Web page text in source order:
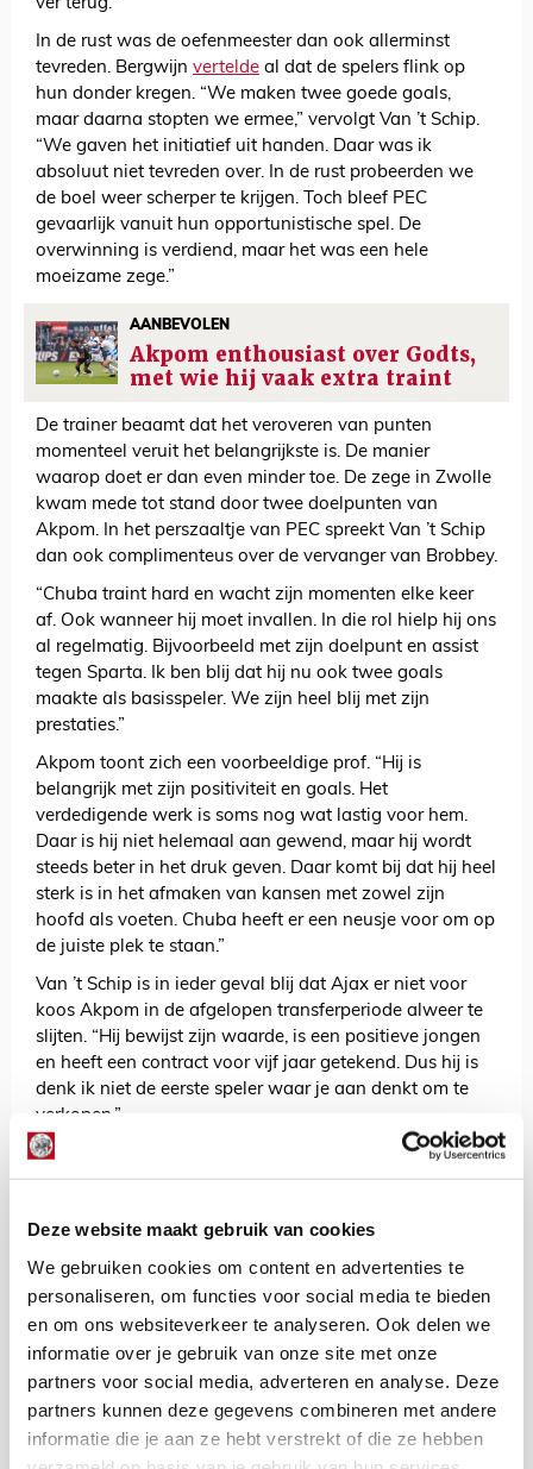
Deze website maakt gebruik van cookies
We gebruiken cookies om content en advertenties te
personaliseren, om functies voor social media te bieden
en om ons websiteverkeer te analyseren. Ook delen we
informatie over je gebruik van onze site met onze
partners voor social media, adverteren en analyse. Deze
partners kunnen deze gegevens combineren met andere
informatie die je aan ze hebt verstrekt of die ze hebben
ver terug.”
In de rust was de oefenmeester dan ook allerminst
tevreden. Bergwijn vertelde al dat de spelers flink op
hun donder kregen. “We maken twee goede goals,
maar daarna stopten we ermee,” vervolgt Van ’t Schip.
“We gaven het initiatief uit handen. Daar was ik
absoluut niet tevreden over. In de rust probeerden we
de boel weer scherper te krijgen. Toch bleef PEC
gevaarlijk vanuit hun opportunistische spel. De
overwinning is verdiend, maar het was een hele
moeizame zege.”
AANBEVOLEN
Akpom enthousiast over Godts,
met wie hij vaak extra traint
De trainer beaamt dat het veroveren van punten
momenteel veruit het belangrijkste is. De manier
waarop doet er dan even minder toe. De zege in Zwolle
kwam mede tot stand door twee doelpunten van
Akpom. In het perszaaltje van PEC spreekt Van ’t Schip
dan ook complimenteus over de vervanger van Brobbey.
“Chuba traint hard en wacht zijn momenten elke keer
af. Ook wanneer hij moet invallen. In die rol hielp hij ons
al regelmatig. Bijvoorbeeld met zijn doelpunt en assist
tegen Sparta. Ik ben blij dat hij nu ook twee goals
maakte als basisspeler. We zijn heel blij met zijn
prestaties.”
Akpom toont zich een voorbeeldige prof. “Hij is
belangrijk met zijn positiviteit en goals. Het
verdedigende werk is soms nog wat lastig voor hem.
Daar is hij niet helemaal aan gewend, maar hij wordt
steeds beter in het druk geven. Daar komt bij dat hij heel
sterk is in het afmaken van kansen met zowel zijn
hoofd als voeten. Chuba heeft er een neusje voor om op
de juiste plek te staan.”
Van ’t Schip is in ieder geval blij dat Ajax er niet voor
koos Akpom in de afgelopen transferperiode alweer te
slijten. “Hij bewijst zijn waarde, is een positieve jongen
en heeft een contract voor vijf jaar getekend. Dus hij is
denk ik niet de eerste speler waar je aan denkt om te
verkopen.”
Richting de thuiswedstrijd met Go Ahead Eagles kan
Van ’t Schip melden dat dit duel sowieso te vroeg komt
dat laatstgenoemde wellicht kan worden
klaargestoomd voor de klassieker, maar daarover valt
nog niets zinnigs te zeggen. Datzelfde geldt voor
Met drie punten keerde Ajax huiswaarts, maar soepel
ging het allemaal niet in Zwolle. Die mening deelt Van ’t
Schip. “We hadden score moeten uitbouwen, met beter
voetbal en meer goals. Zo ver zijn we helaas nog niet.”